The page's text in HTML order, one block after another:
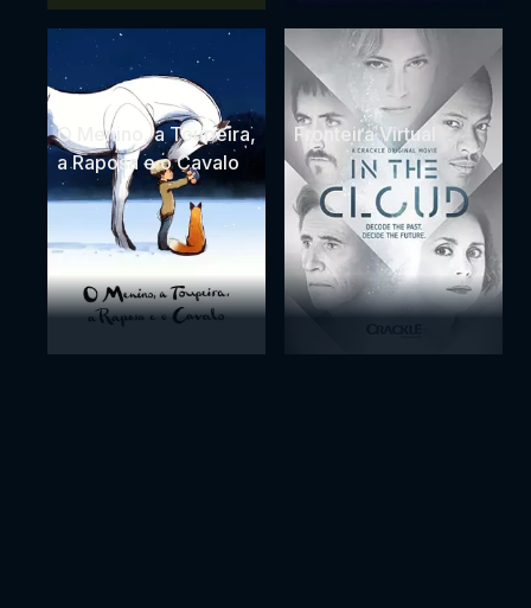
O Menino, a Toupeira,
a Raposa e o Cavalo
Fronteira Virtual